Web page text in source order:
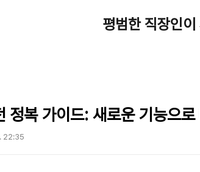
평범한 직장인
복 가이드: 새로운 기능으
22:35